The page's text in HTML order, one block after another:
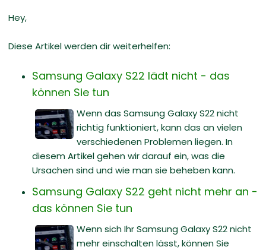
Hey,
Diese Artikel werden dir weiterhelfen:
Samsung Galaxy S22 lädt nicht - das
können Sie tun
Wenn das Samsung Galaxy S22 nicht
richtig funktioniert, kann das an vielen
verschiedenen Problemen liegen. In
diesem Artikel gehen wir darauf ein, was die
Ursachen sind und wie man sie beheben kann.
Samsung Galaxy S22 geht nicht mehr an -
das können Sie tun
Wenn sich Ihr Samsung Galaxy S22 nicht
mehr einschalten lässt, können Sie